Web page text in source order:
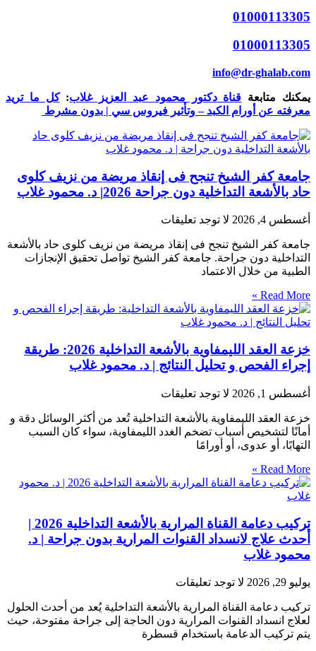
01000113305
01000113305
info@dr-ghalab.com
يمكنك متابعة قناة دكتور محمود عبد العزيز غلاب:كل ما تريد
معرفته عن أورام الكبد – وتأثير فيروس سي | بدون مشرط
جامعة كفر الشيخ تنجح فى إنقاذ مريضة من نزيف كلوى
حاد بالأشعة التداخلية دون جراحة 2026| د. محمود غلاب
أغسطس 4, 2026 لا توجد تعليقات
جامعة كفر الشيخ تنجح فى إنقاذ مريضة من نزيف كلوى حاد بالأشعة
التداخلية دون جراحة. جامعة كفر الشيخ تواصل تحقيق الإنجازات
الطبية من خلال الاعتماد
Read More »
خزعة العقد الليمفاوية بالأشعة التداخلية 2026: طريقة
إجراء الفحص و تحليل النتائج | د. محمود غلاب
أغسطس 1, 2026 لا توجد تعليقات
خزعة العقد الليمفاوية بالأشعة التداخلية تُعد من أكثر الوسائل دقة و
أمانًا لتشخيص أسباب تضخم الغدد الليمفاوية، سواء كان السبب
التهابًا، أو عدوى، أو أورامًا
Read More »
تركيب دعامة القناة المرارية بالأشعة التداخلية 2026 |
أحدث علاج لانسداد القنوات المرارية بدون جراحة | د.
محمود غلاب
يوليو 29, 2026 لا توجد تعليقات
تركيب دعامة القناة المرارية بالأشعة التداخلية يُعد من أحدث الحلول
لعلاج انسداد القنوات المرارية دون الحاجة إلى جراحة مفتوحة، حيث
يتم تركيب الدعامة باستخدام قسطرة